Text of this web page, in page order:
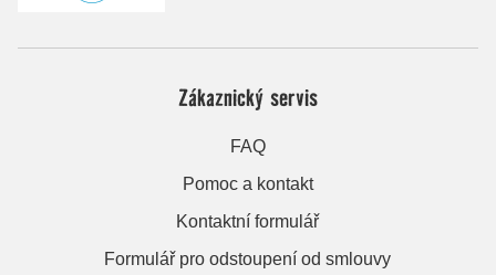
Zákaznický servis
FAQ
Pomoc a kontakt
Kontaktní formulář
Formulář pro odstoupení od smlouvy